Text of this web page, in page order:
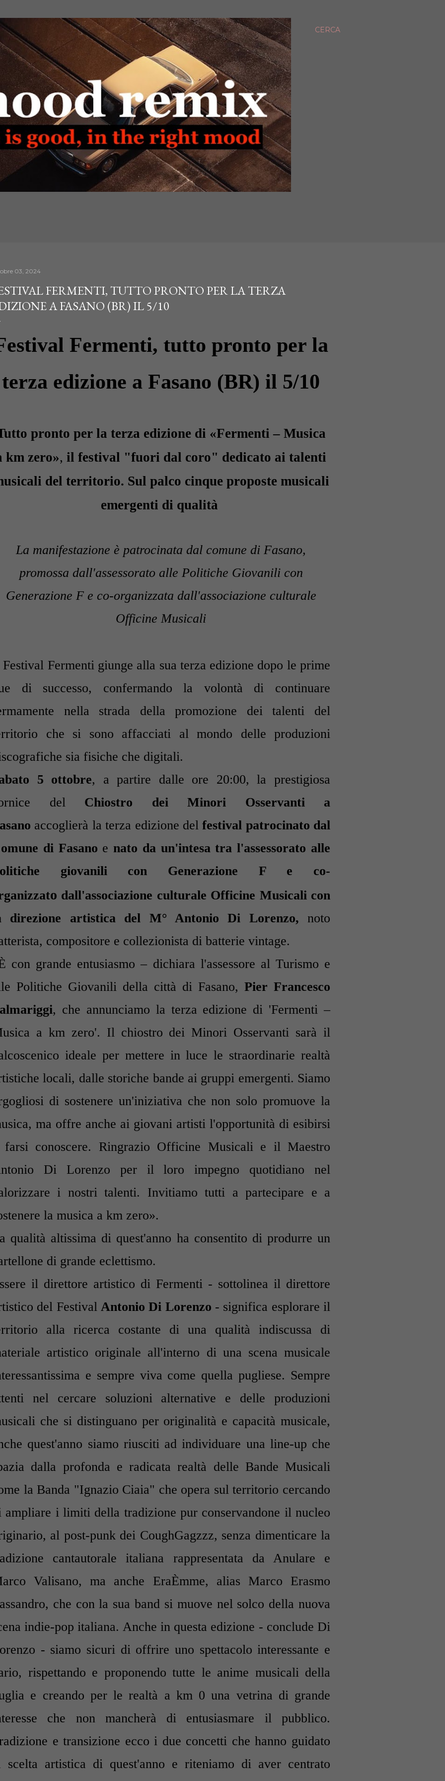
CERCA
03, 2024
FERMENTI, TUTTO PRONTO PER LA TERZA
A FASANO (BR) IL 5/10
Fermenti, tutto pronto per la
terza edizione a Fasano (BR) il 5/10
pronto per la terza edizione di «Fermenti – Musica
km zero», il festival "fuori dal coro" dedicato ai talenti
del territorio. Sul palco cinque proposte musicali
emergenti di qualità
La manifestazione è patrocinata dal comune di Fasano,
promossa dall'assessorato alle Politiche Giovanili con
Generazione F e co-organizzata dall'associazione culturale
Officine Musicali
Fermenti giunge alla sua terza edizione dopo le prime
di successo, confermando la volontà di continuare
nella strada della promozione dei talenti del
che si sono affacciati al mondo delle produzioni
sia fisiche che digitali.
5 ottobre, a partire dalle ore 20:00, la prestigiosa
del Chiostro dei Minori Osservanti
a
accoglierà la terza edizione delfestival patrocinato dal
di Fasano enato da un'intesa tra l'assessorato alle
giovanili con Generazione F e co-
o dall'associazione culturale Officine Musicali con
direzione artistica del M° Antonio Di Lorenzo, noto
compositore e collezionista di batterie vintage.
con grande entusiasmo – dichiara l'assessore al Turismo e
Politiche Giovanili della città di Fasano, Pier Francesco
, che annunciamo la terza edizione di 'Fermenti –
a km zero'. Il chiostro dei Minori Osservanti sarà il
ideale per mettere in luce le straordinarie realtà
locali, dalle storiche bande ai gruppi emergenti. Siamo
di sostenere un'iniziativa che non solo promuove la
ma offre anche ai giovani artisti l'opportunità di esibirsi
farsi conoscere. Ringrazio Officine Musicali e il Maestro
Di Lorenzo per il loro impegno quotidiano nel
i nostri talenti. Invitiamo tutti a partecipare e a
la musica a km zero».
qualità altissima di quest'anno ha consentito di produrre un
di grande eclettismo.
il direttore artistico di Fermenti - sottolinea il direttore
del FestivalAntonio Di Lorenzo - significa esplorare il
alla ricerca costante di una qualità indiscussa di
artistico originale all'interno di una scena musicale
e sempre viva come quella pugliese. Sempre
nel cercare soluzioni alternative e delle produzioni
che si distinguano per originalità e capacità musicale,
quest'anno siamo riusciti ad individuare una line-up che
dalla profonda e radicata realtà delle Bande Musicali
la Banda "Ignazio Ciaia" che opera sul territorio cercando
ampliare i limiti della tradizione pur conservandone il nucleo
al post-punk dei CoughGagzzz, senza dimenticare la
cantautorale italiana rappresentata da Anulare e
Valisano, ma anche EraÈmme, alias Marco Erasmo
che con la sua band si muove nel solco della nuova
indie-pop italiana. Anche in questa edizione - conclude Di
- siamo sicuri di offrire uno spettacolo interessante e
rispettando e proponendo tutte le anime musicali della
e creando per le realtà a km 0 una vetrina di grande
che non mancherà di entusiasmare il pubblico.
e transizione ecco i due concetti che hanno guidato
scelta artistica di quest'anno e riteniamo di aver centrato